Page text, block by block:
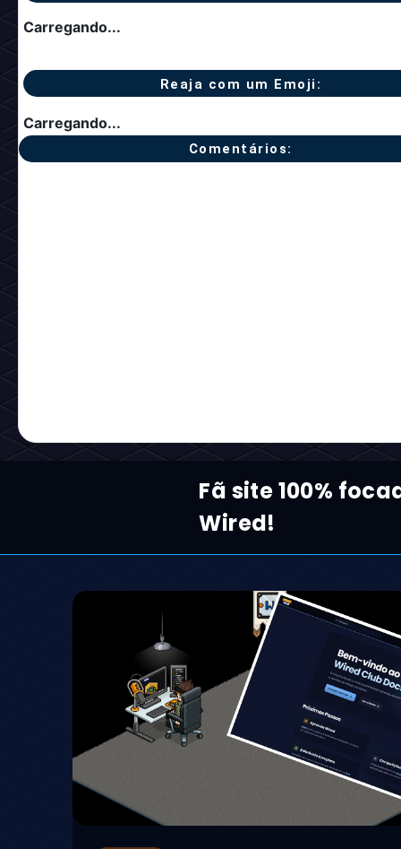
Carregando...
Reaja com um Emoji:
Carregando...
Comentários:
Fã site 100%
Wired!